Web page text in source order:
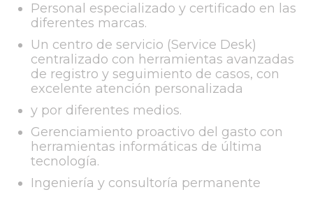
Personal especializado y certificado en las
diferentes marcas.
Un centro de servicio (Service Desk)
centralizado con herramientas avanzadas
de registro y seguimiento de casos, con
excelente atención personalizada
y por diferentes medios.
Gerenciamiento proactivo del gasto con
herramientas informáticas de última
tecnología.
Ingeniería y consultoría permanente